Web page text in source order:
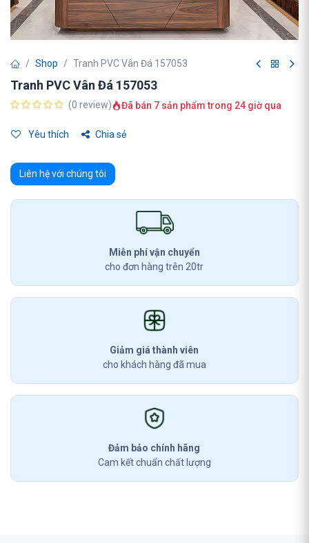
Shop Tranh PVC Vân Đá 157053
Tranh PVC Vân Đá 157053
(0 review) Đã bán 7 sản phẩm trong 24 giờ qua
Yêu thích Chia sẻ
Liên hệ với chúng tôi
Miễn phí vận chuyển
cho đơn hàng trên 20tr
Giảm giá thành viên
cho khách hàng đã mua
Đảm bảo chính hãng
Cam kết chuẩn chất lượng